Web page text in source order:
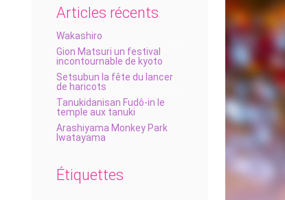
Articles récents
Wakashiro
Gion Matsuri un festival
incontournable de kyoto
Setsubun la fête du lancer
de haricots
Tanukidanisan Fudô-in le
temple aux tanuki
Arashiyama Monkey Park
Iwatayama
Étiquettes